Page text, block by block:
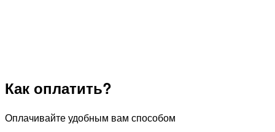
Как оплатить?
Оплачивайте удобным вам способом